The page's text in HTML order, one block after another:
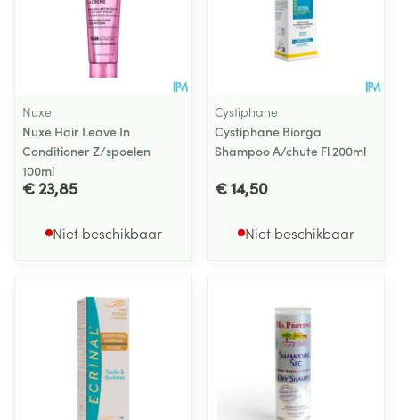
Nuxe
Nuxe Hair Leave In
Conditioner Z/spoelen
100ml
€ 23,85
Niet beschikbaar
Cystiphane
Cystiphane Biorga
Shampoo A/chute Fl 200ml
€ 14,50
Niet beschikbaar